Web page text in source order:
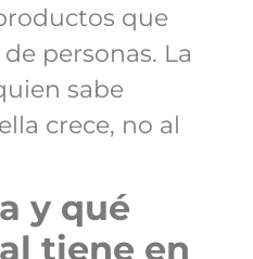
que
personas. La
sabe
crece, no al
y qué
tiene en